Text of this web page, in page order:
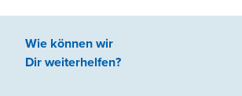
Wie können wir
Dir weiterhelfen?